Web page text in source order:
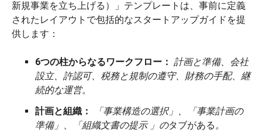
新規事業を立ち上げる）」テンプレートは、事前に定義
されたレイアウトで包括的なスタートアップガイドを提
供します：
6つの柱からなるワークフロー： 計画と準備、会社
設立、許認可、税務と規制の遵守、財務の手配、 継
続的な運営。
計画と組織：
「事業構造の選択」、「事業計画の
準備」 、 「組織文書の提示 」のタブがある。